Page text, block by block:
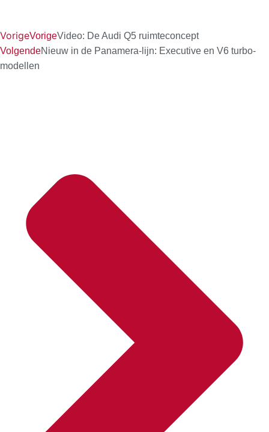
VorigeVorigeVideo: De Audi Q5 ruimteconcept
VolgendeNieuw in de Panamera-lijn: Executive en V6 turbo-
modellen